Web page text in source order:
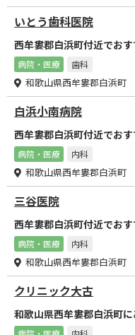
いとう歯科医院
西牟婁郡白浜町付近でお
病院・医療 歯科
和歌山県西牟婁郡白浜町
白浜小南病院
西牟婁郡白浜町付近でお
病院・医療 内科
和歌山県西牟婁郡白浜町
三谷医院
西牟婁郡白浜町付近でお
病院・医療 内科
和歌山県西牟婁郡白浜町
クリニック大古
和歌山県西牟婁郡白浜町